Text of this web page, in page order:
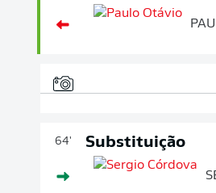
64' Substituição